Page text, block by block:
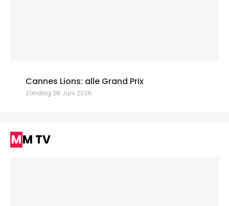
Cannes Lions: alle Grand Prix
Zondag 28 Juni 2026
MM TV